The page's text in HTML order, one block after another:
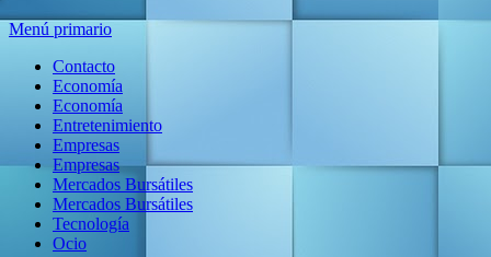
Menú primario
Contacto
Economía
Economía
Entretenimiento
Empresas
Empresas
Mercados Bursátiles
Mercados Bursátiles
Tecnología
Ocio